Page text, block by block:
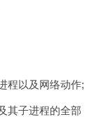
程以及网络动作;
其子进程的全部